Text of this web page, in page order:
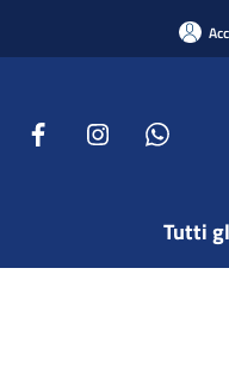
Tutti